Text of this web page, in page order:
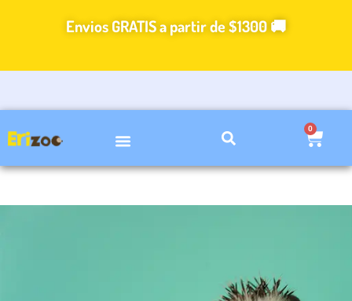
Envios GRATIS a partir de $1300 🚚
0